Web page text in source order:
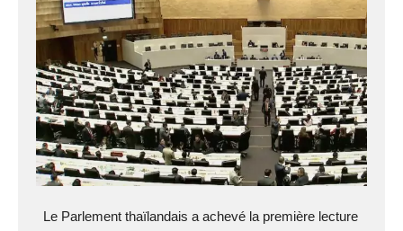
Le Parlement thaïlandais a achevé la première lecture